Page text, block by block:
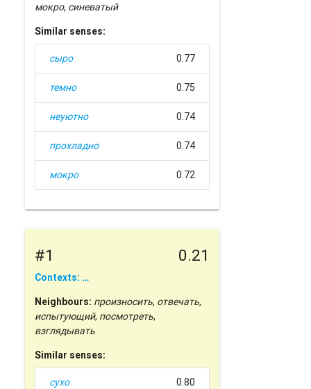
мокро, синеватый
Similar senses:
сыро 0.77
темно 0.75
неуютно 0.74
прохладно 0.74
мокро 0.72
#1 0.21
Contexts: …
Neighbours: произносить, отвечать,
испытующий, посмотреть,
взглядывать
Similar senses:
сухо 0.80